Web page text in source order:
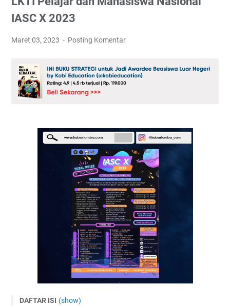
IASC X 2023
Maret 03, 2023 Posting Komentar
DAFTAR ISI (show)